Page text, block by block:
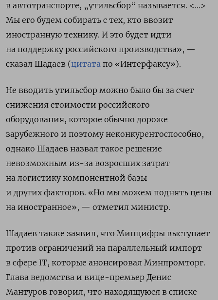
в автотранспорте, „утильсбор“ называется. <…>
Мы его будем собирать с тех, кто ввозит
иностранную технику. И это будет идти
на поддержку российского производства», —
сказал Шадаев (цитата по «Интерфаксу»).
Не вводить утильсбор можно было бы за счет
снижения стоимости российского
оборудования, которое обычно дороже
зарубежного и поэтому неконкурентоспособно,
однако Шадаев назвал такое решение
невозможным из-за возросших затрат
на логистику компонентной базы
и других факторов. «Но мы можем поднять цены
на иностранное», — отметил министр.
Шадаев также заявил, что Минцифры выступает
против ограничений на параллельный импорт
в сфере IT, которые анонсировал Минпромторг.
Глава ведомства и вице-премьер Денис
Мантуров говорил, что находящуюся в списке